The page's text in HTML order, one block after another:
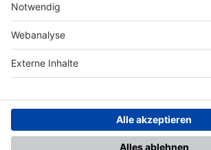
Nutzungsbedingungen Datenschutz